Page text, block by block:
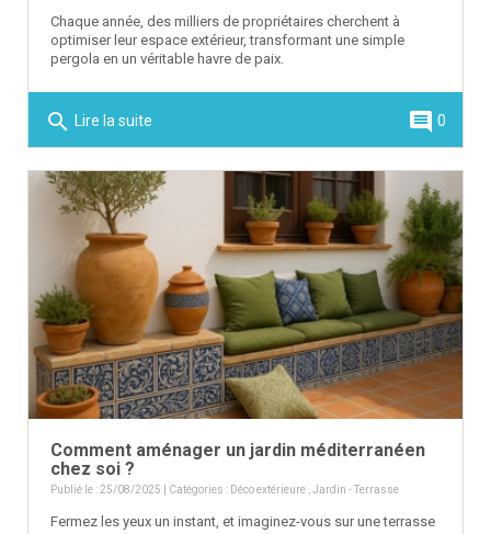
Chaque année, des milliers de propriétaires cherchent à
optimiser leur espace extérieur, transformant une simple
pergola en un véritable havre de paix.
search Lire la suite comment 0
Comment aménager un jardin méditerranéen
chez soi ?
Publié le : 25/08/2025 | Catégories : Déco extérieure ,Jardin - Terrasse
Fermez les yeux un instant, et imaginez-vous sur une terrasse